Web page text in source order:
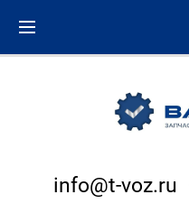
info@t-voz.ru